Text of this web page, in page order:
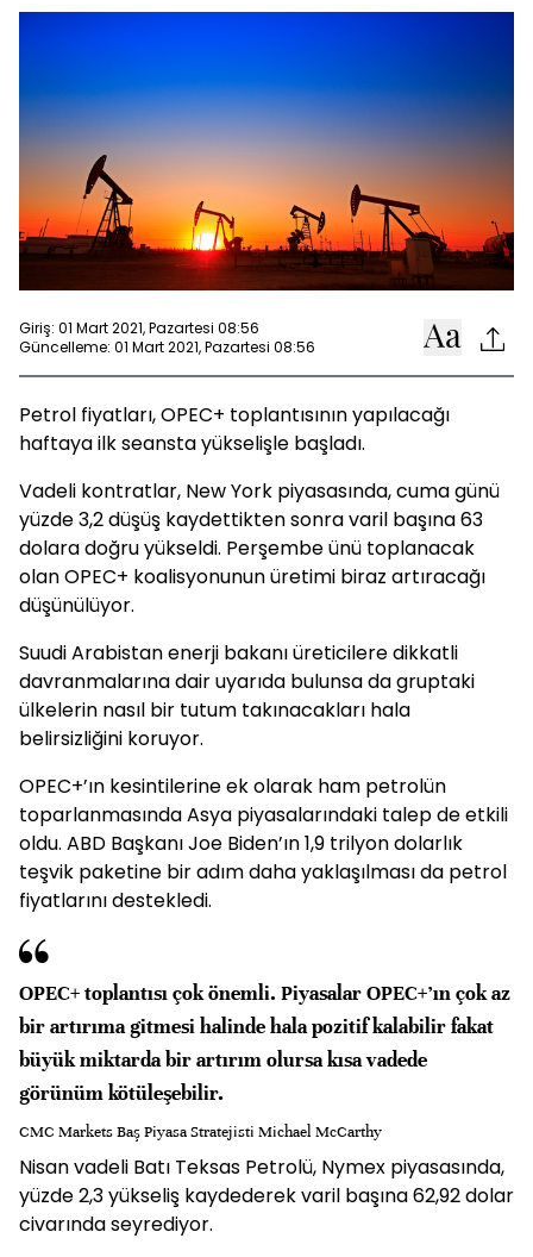
Giriş: 01 Mart 2021, Pazartesi 08:56
Güncelleme: 01 Mart 2021, Pazartesi 08:56
Petrol fiyatları, OPEC+ toplantısının yapılacağı
haftaya ilk seansta yükselişle başladı.
Vadeli kontratlar, New York piyasasında, cuma günü
yüzde 3,2 düşüş kaydettikten sonra varil başına 63
dolara doğru yükseldi. Perşembe ünü toplanacak
olan OPEC+ koalisyonunun üretimi biraz artıracağı
düşünülüyor.
Suudi Arabistan enerji bakanı üreticilere dikkatli
davranmalarına dair uyarıda bulunsa da gruptaki
ülkelerin nasıl bir tutum takınacakları hala
belirsizliğini koruyor.
OPEC+’ın kesintilerine ek olarak ham petrolün
toparlanmasında Asya piyasalarındaki talep de etkili
oldu. ABD Başkanı Joe Biden’ın 1,9 trilyon dolarlık
teşvik paketine bir adım daha yaklaşılması da petrol
fiyatlarını destekledi.
OPEC+ toplantısı çok önemli. Piyasalar OPEC+’ın çok az
bir artırıma gitmesi halinde hala pozitif kalabilir fakat
büyük miktarda bir artırım olursa kısa vadede
görünüm kötüleşebilir.
CMC Markets Baş Piyasa Stratejisti Michael McCarthy
Nisan vadeli Batı Teksas Petrolü, Nymex piyasasında,
yüzde 2,3 yükseliş kaydederek varil başına 62,92 dolar
civarında seyrediyor.